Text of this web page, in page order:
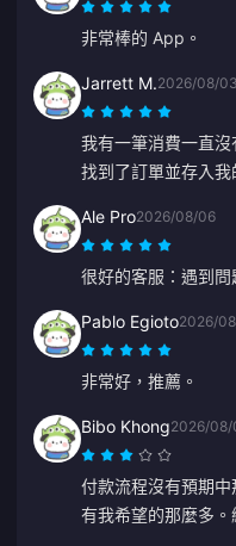
非常棒的 App。
Jarrett M.2026/08/03
我有一筆消費一直
找到了訂單並存入
Ale Pro2026/08/06
很好的客服：遇到問
Pablo Egioto2026/
非常好，推薦。
Bibo Khong2026/08/
付款流程沒有預期
有我希望的那麼多